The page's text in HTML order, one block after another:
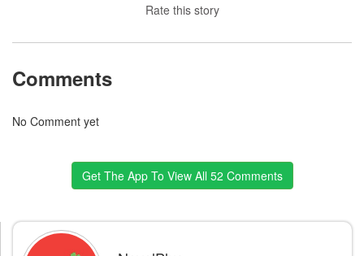
Rate this story
Comments
No Comment yet
Get The App To View All 52 Comments